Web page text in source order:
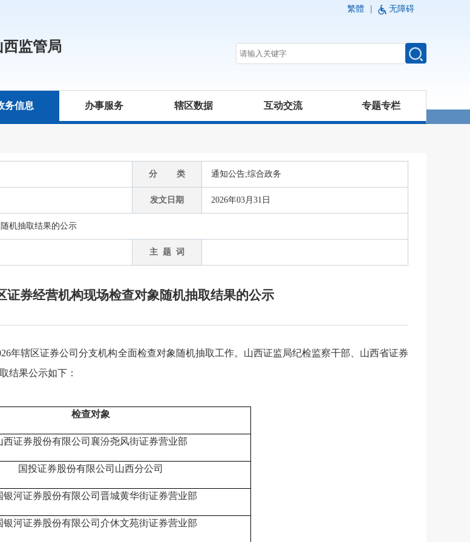
繁體 无障碍
西监管局
务信息 办事服务 辖区数据 互动交流 专题专栏
分 类 通知公告;综合政务
发文日期 2026年03月31日
机抽取结果的公示
主 题 词
证券经营机构现场检查对象随机抽取结果的公示
年辖区证券公司分支机构全面检查对象随机抽取工作。山西证监局纪检监察干部、山西省证券
结果公示如下：
检查对象
西证券股份有限公司襄汾尧风街证券营业部
国投证券股份有限公司山西分公司
银河证券股份有限公司晋城黄华街证券营业部
银河证券股份有限公司介休文苑街证券营业部